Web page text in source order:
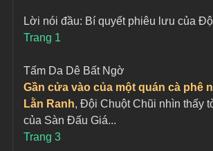
Lời nói đầu: Bí quyết phiêu lưu của
Trang 1
Tấm Da Dê Bất Ngờ
Gần cửa vào của một quán cà phê
Lằn Ranh, Đội Chuột Chũi nhìn thấy
của Sàn Đấu Giá...
Trang 3